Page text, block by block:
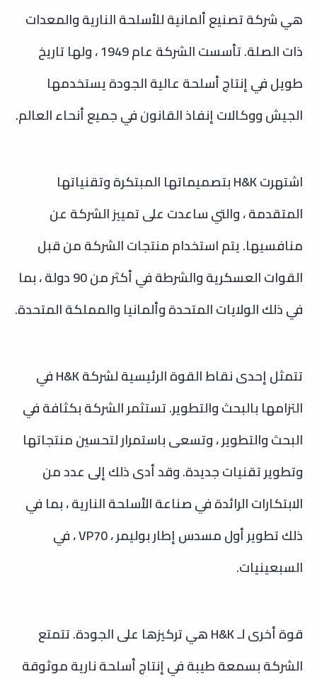
هي شركة تصنيع ألمانية للأسلحة النارية والمعدات
ذات الصلة. تأسست الشركة عام 1949 ، ولها تاريخ
طويل في إنتاج أسلحة عالية الجودة يستخدمها
الجيش ووكالات إنفاذ القانون في جميع أنحاء العالم.
اشتهرت H&K بتصميماتها المبتكرة وتقنياتها
المتقدمة ، والتي ساعدت على تمييز الشركة عن
منافسيها. يتم استخدام منتجات الشركة من قبل
القوات العسكرية والشرطة في أكثر من 90 دولة ، بما
في ذلك الولايات المتحدة وألمانيا والمملكة المتحدة.
تتمثل إحدى نقاط القوة الرئيسية لشركة H&K في
التزامها بالبحث والتطوير. تستثمر الشركة بكثافة في
البحث والتطوير ، وتسعى باستمرار لتحسين منتجاتها
وتطوير تقنيات جديدة. وقد أدى ذلك إلى عدد من
الابتكارات الرائدة في صناعة الأسلحة النارية ، بما في
ذلك تطوير أول مسدس إطار بوليمر ، VP70 ، في
السبعينيات.
قوة أخرى لـ H&K هي تركيزها على الجودة. تتمتع
الشركة بسمعة طيبة في إنتاج أسلحة نارية موثوقة